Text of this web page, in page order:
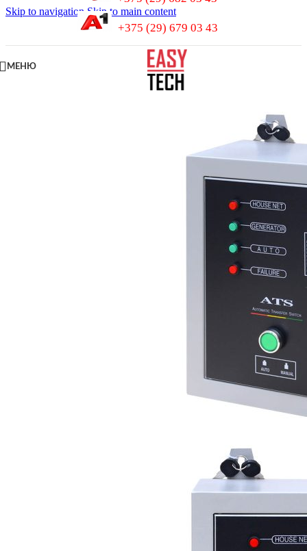
Skip to navigation Skip to main content
+375 (29) 679 03 43
МЕНЮ